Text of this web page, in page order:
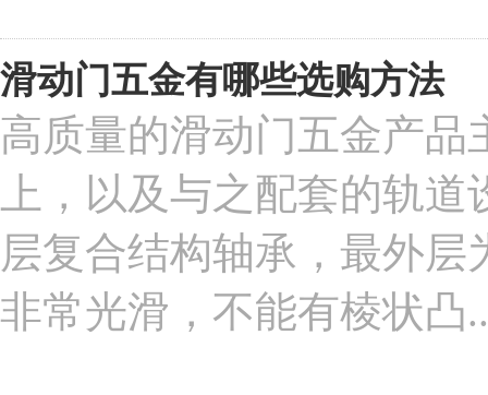
滑动门五金有哪些选购方法
高质量的滑动门五金产
上，以及与之配套的轨
层复合结构轴承，最外
非常光滑，不能有棱状凸